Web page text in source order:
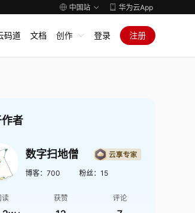
中国站 华为云App
码道 文档 创作 登录 注册
者
数字扫地僧
博客： 700 粉丝： 15
读 获赞 评论